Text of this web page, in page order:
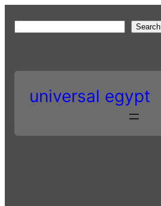
r
Search
universal egypt